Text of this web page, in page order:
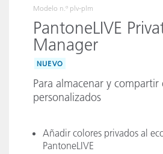
Modelo n.º plv-plm
PantoneLIVE
Manager
NUEVO
Para almacenar y compartir
personalizados
Añadir colores privados al
PantoneLIVE